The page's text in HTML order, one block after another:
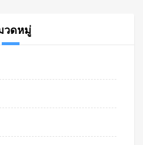
วดหมู่